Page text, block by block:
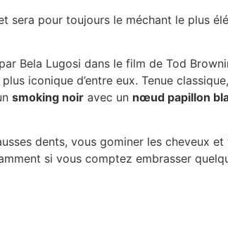
sera pour toujours le méchant le plus
Bela Lugosi dans le film de Tod
iconique d’entre eux. Tenue
smoking noir avec un nœud papillon
dents, vous gominer les cheveux et
si vous comptez embrasser